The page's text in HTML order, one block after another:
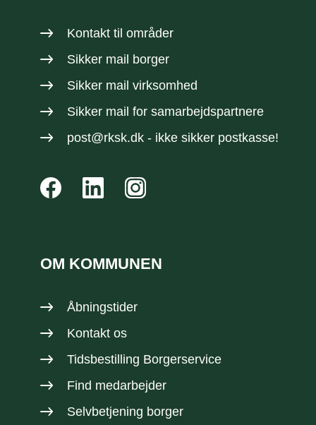
Kontakt til områder
Sikker mail borger
Sikker mail virksomhed
Sikker mail for samarbejdspartnere
post@rksk.dk- ikke sikker postkasse!
OM KOMMUNEN
Åbningstider
Kontakt os
Tidsbestilling Borgerservice
Find medarbejder
Selvbetjening borger